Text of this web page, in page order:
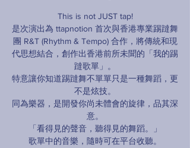
This is not JUST tap!
是次演出為 ttapnotion 首次與香港專業踢躂舞
團 R&T (Rhythm & Tempo) 合作，將傳統和現
代思想結合，創作出香港前所未聞的「我的踢
躂歌單」。
特意讓你知道踢躂舞不單單只是一種舞蹈，更
不是炫技。
同為樂器，是開發你尚未體會的旋律，品其深
意。
「看得見的聲音，聽得見的舞蹈。」
歌單中的音樂，隨時可在平台收聽。